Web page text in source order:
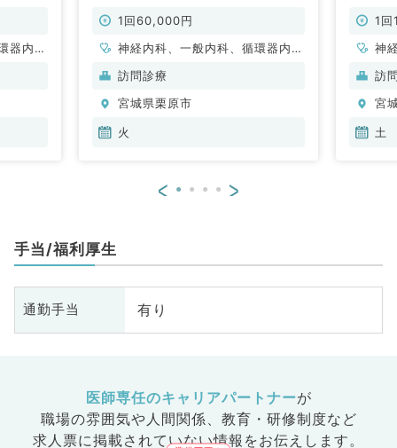
器内
1回60,000円
神経内科、一般内科、循環器内
科、呼吸器内科、消化器内科、内
内科、血液内科、膠原病科
訪問診療
宮城県栗原市
火
（内科
1
神
環
訪
宮
土
< >
手当/福利厚生
通勤手当 有り
医師専任のキャリアパートナーが
職場の雰囲気や人間関係、 教育・研修制度など
求人票に掲載されていない情報をお伝えします。